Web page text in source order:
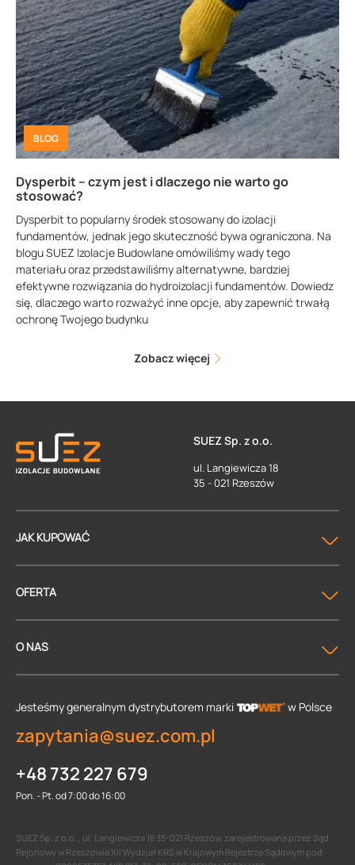
BLOG
Dysperbit – czym jest i dlaczego nie warto go
stosować?
Dysperbit to popularny środek stosowany do izolacji
fundamentów, jednak jego skuteczność bywa ograniczona. Na
blogu SUEZ Izolacje Budowlane omówiliśmy wady tego
materiału oraz przedstawiliśmy alternatywne, bardziej
efektywne rozwiązania do hydroizolacji fundamentów. Dowiedz
się, dlaczego warto rozważyć inne opcje, aby zapewnić trwałą
ochronę Twojego budynku
Zobacz więcej
SUEZ Sp. z o.o.
ul. Langiewicza 18
35 - 021 Rzeszów
JAK KUPOWAĆ
OFERTA
O NAS
Jesteśmy generalnym dystrybutorem marki w Polsce
zapytania@suez.com.pl
+48 732 227 679
Pon. - Pt. od 7:00 do 16:00
SUEZ Sp. z o.o. , ul. Langiewicza 18 35-021 Rzeszów, zarejestrowana przez Sąd
Rejonowy w Rzeszowie XII Wydział KRS w Krajowym Rejestrze Sądowym pod